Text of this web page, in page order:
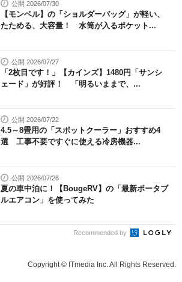
公開 2026/07/30
【モンベル】の「ショルダーバッグ」が軽い、
たためる、大容量！ 水筒が入るポケット...
公開 2026/07/27
「2枚目です！」【カインズ】1480円「サンシ
ェード」が好評！ 「明るいままで、...
公開 2026/07/22
4.5～8畳用の「スポットクーラー」おすすめ4
選 工事不要ですぐに使える冷房機器...
公開 2026/07/26
夏の車中泊に！【BougeRV】の「最新ポータブ
ルエアコン」を使ってみた
Recommended by
Copyright © ITmedia Inc. All Rights Reserved.